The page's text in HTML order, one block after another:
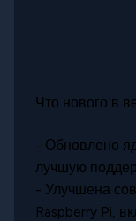
Что нового в
- Обновлено
лучшую
- Улучшена
Raspberry Pi,